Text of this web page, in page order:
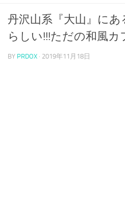
丹沢山系『大山』に
らしい!!!ただの和風カ
BY PRDOX · 2019年11月18日